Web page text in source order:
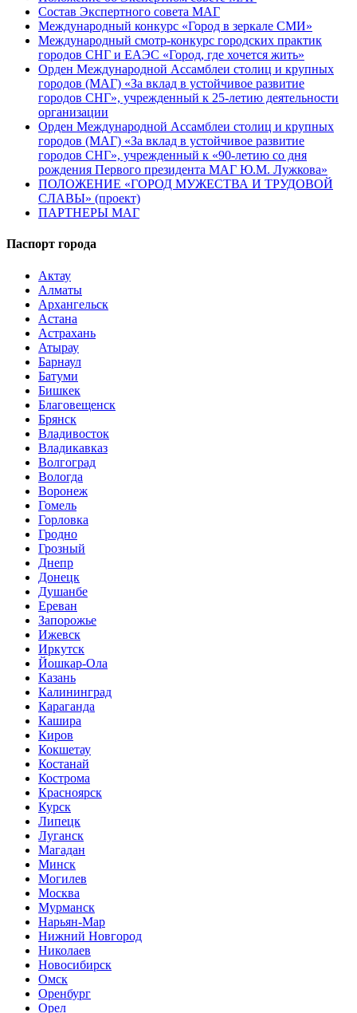
Состав Экспертного совета МАГ
Международный конкурс «Город в зеркале СМИ»
Международный смотр-конкурс городских практик
городов СНГ и ЕАЭС «Город, где хочется жить»
Орден Международной Ассамблеи столиц и крупных
городов (МАГ) «За вклад в устойчивое развитие
городов СНГ», учрежденный к 25-летию деятельности
организации
Орден Международной Ассамблеи столиц и крупных
городов (МАГ) «За вклад в устойчивое развитие
городов СНГ», учрежденный к «90-летию со дня
рождения Первого президента МАГ Ю.М. Лужкова»
ПОЛОЖЕНИЕ «ГОРОД МУЖЕСТВА И ТРУДОВОЙ
СЛАВЫ» (проект)
ПАРТНЕРЫ МАГ
Паспорт города
Актау
Алматы
Архангельск
Астана
Астрахань
Атырау
Барнаул
Батуми
Бишкек
Благовещенск
Брянск
Владивосток
Владикавказ
Волгоград
Вологда
Воронеж
Гомель
Горловка
Гродно
Грозный
Днепр
Донецк
Душанбе
Ереван
Запорожье
Ижевск
Иркутск
Йошкар-Ола
Казань
Калининград
Караганда
Кашира
Киров
Кокшетау
Костанай
Кострома
Красноярск
Курск
Липецк
Луганск
Магадан
Минск
Могилев
Москва
Мурманск
Нарьян-Мар
Нижний Новгород
Николаев
Новосибирск
Омск
Оренбург
Орел